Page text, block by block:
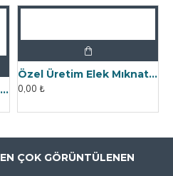
Geri Dönüşüm Fabrikası İçin Kolay Temizlenebilir Neodyum Elek Mıknatıs
Özel Üretim Elek Mıknatıs - Un Fabrikasına
0,00 ₺
EN ÇOK GÖRÜNTÜLENEN